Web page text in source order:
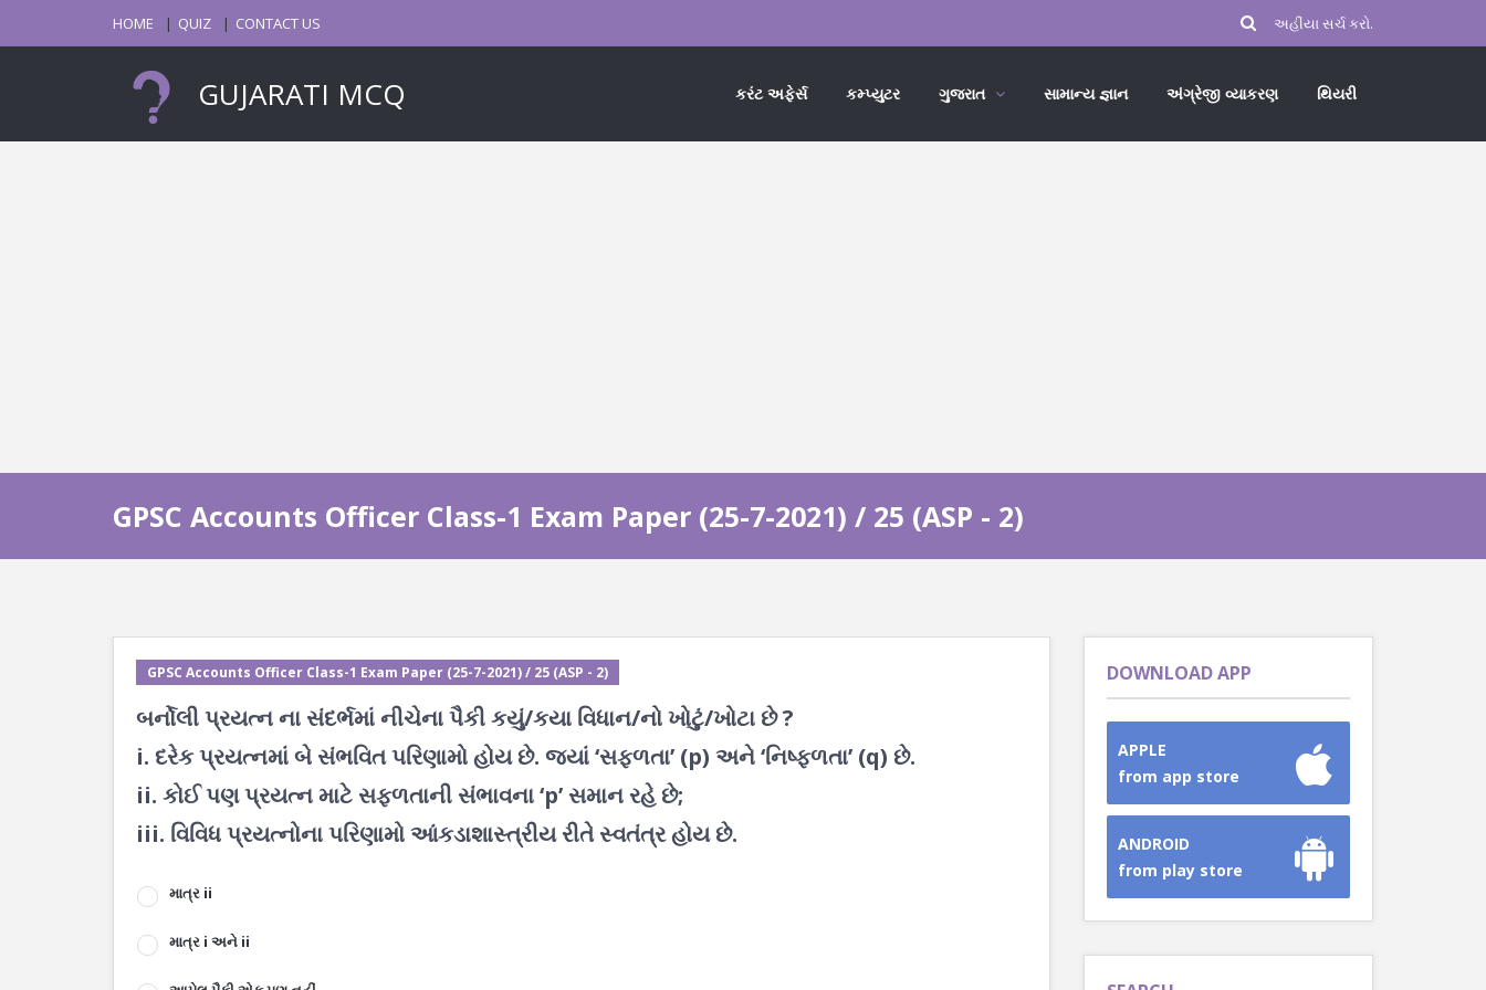
HOME QUIZ CONTACT US
GUJARATI MCQ કરંટ અફેર્સ કમ્પ્યુટર ગુજરાત સામાન્ય જ્ઞાન અંગ્રેજી વ્યાકરણ થિયરી
GPSC Accounts Officer Class-1 Exam Paper (25-7-2021) / 25 (ASP - 2)
GPSC Accounts Officer Class-1 Exam Paper (25-7-2021) / 25 (ASP - 2)
બર્નોલી પ્રયત્ન ના સંદર્ભમાં નીચેના પૈકી કયું/કયા વિધાન/નો ખોટું/ખોટા છે ?
i. દરેક પ્રયત્નમાં બે સંભવિત પરિણામો હોય છે. જ્યાં ‘સફળતા’ (p) અને ‘નિષ્ફળતા’ (q) છે.
ii. કોઈ પણ પ્રયત્ન માટે સફળતાની સંભાવના ‘p’ સમાન રહે છે;
iii. વિવિધ પ્રયત્નોના પરિણામો આંકડાશાસ્ત્રીય રીતે સ્વતંત્ર હોય છે.
માત્ર ii
માત્ર i અને ii
DOWNLOAD APP
APPLE
from app store
ANDROID
from play store